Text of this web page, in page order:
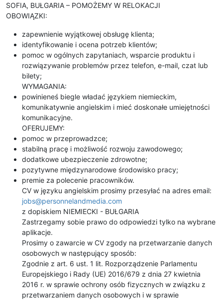
SOFIA, BUŁGARIA – POMOŻEMY W RELOKACJI
OBOWIĄZKI:
zapewnienie wyjątkowej obsługę klienta;
identyfikowanie i ocena potrzeb klientów;
pomoc w ogólnych zapytaniach, wsparcie produktu i
rozwiązywanie problemów przez telefon, e-mail, czat lub
bilety;
WYMAGANIA:
powinieneś biegle władać językiem niemieckim,
komunikatywnie angielskim i mieć doskonałe umiejętności
komunikacyjne.
OFERUJEMY:
pomoc w przeprowadzce;
stabilną pracę i możliwość rozwoju zawodowego;
dodatkowe ubezpieczenie zdrowotne;
pozytywne międzynarodowe środowisko pracy;
premie za polecenie pracowników.
CV w języku angielskim prosimy przesyłać na adres email:
jobs@personnelandmedia.com
z dopiskiem NIEMIECKI - BUŁGARIA
Zastrzegamy sobie prawo do odpowiedzi tylko na wybrane
aplikacje.
Prosimy o zawarcie w CV zgody na przetwarzanie danych
osobowych w następujący sposób:
Zgodnie z art. 6 ust. 1 lit. Rozporządzenie Parlamentu
Europejskiego i Rady (UE) 2016/679 z dnia 27 kwietnia
2016 r. w sprawie ochrony osób fizycznych w związku z
przetwarzaniem danych osobowych i w sprawie